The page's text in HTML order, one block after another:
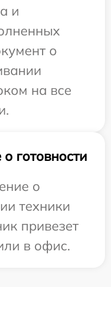
и
о
на все
готовности
о
техники
привезет
в офис.